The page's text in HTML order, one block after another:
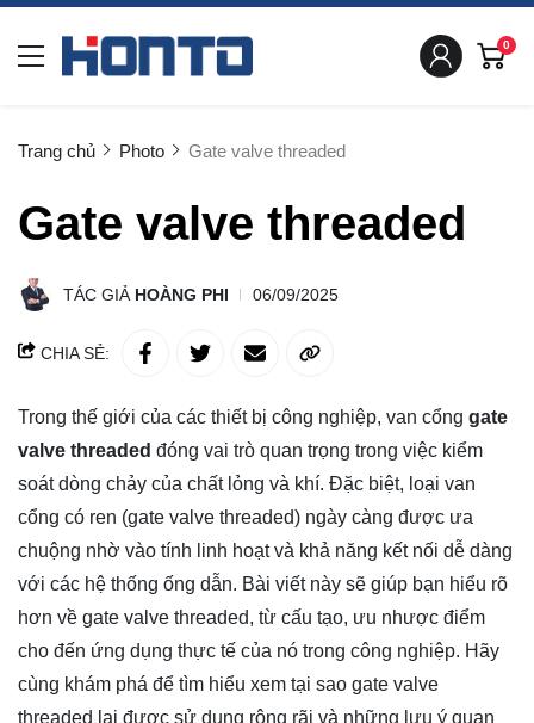
0
Trang chủ Photo Gate valve threaded
Gate valve threaded
TÁC GIẢ HOÀNG PHI 06/09/2025
CHIA SẺ:
Trong thế giới của các thiết bị công nghiệp, van cổng gate
valve threaded đóng vai trò quan trọng trong việc kiểm
soát dòng chảy của chất lỏng và khí. Đặc biệt, loại van
cổng có ren (gate valve threaded) ngày càng được ưa
chuộng nhờ vào tính linh hoạt và khả năng kết nối dễ dàng
với các hệ thống ống dẫn. Bài viết này sẽ giúp bạn hiểu rõ
hơn về gate valve threaded, từ cấu tạo, ưu nhược điểm
cho đến ứng dụng thực tế của nó trong công nghiệp. Hãy
cùng khám phá để tìm hiểu xem tại sao gate valve
threaded lại được sử dụng rộng rãi và những lưu ý quan